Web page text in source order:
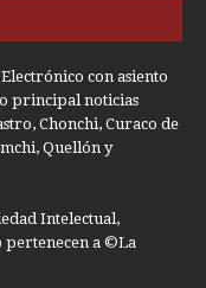
con asiento
principal noticias
Chonchi, Curaco de
Quellón y
Intelectual,
pertenecen a ©La